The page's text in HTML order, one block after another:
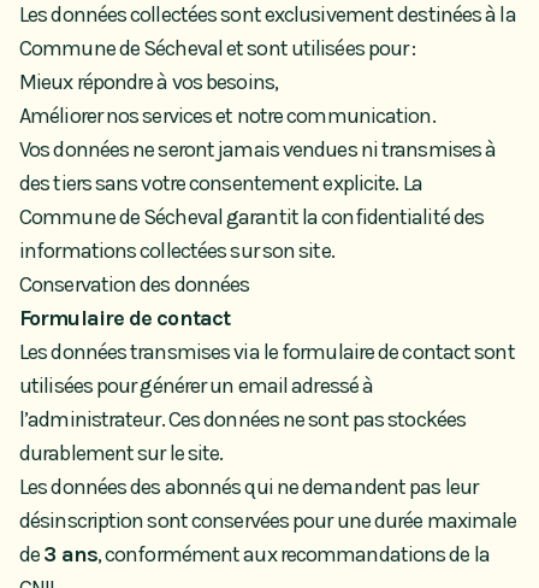
Les données collectées sont exclusivement destinées à la
Commune de Sécheval et sont utilisées pour :
Mieux répondre à vos besoins,
Améliorer nos services et notre communication.
Vos données ne seront jamais vendues ni transmises à
des tiers sans votre consentement explicite. La
Commune de Sécheval garantit la confidentialité des
informations collectées sur son site.
Conservation des données
Formulaire de contact
Les données transmises via le formulaire de contact sont
utilisées pour générer un email adressé à
l’administrateur. Ces données ne sont pas stockées
durablement sur le site.
Les données des abonnés qui ne demandent pas leur
désinscription sont conservées pour une durée maximale
de3 ans, conformément aux recommandations de la